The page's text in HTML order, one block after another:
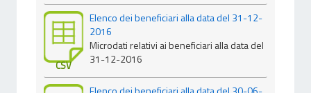
CSV
Elenco dei beneficiari alla data del 31-12-
2016
Microdati relativi ai beneficiari alla data del
31-12-2016